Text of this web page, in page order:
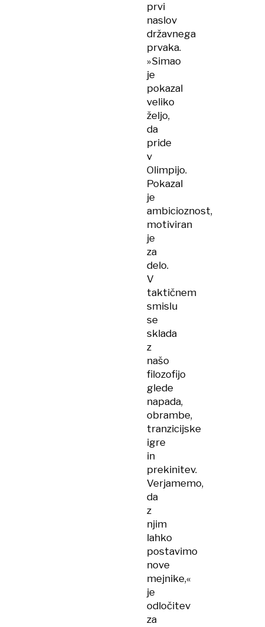
prvi
naslov
državnega
prvaka.
»Simao
je
pokazal
veliko
željo,
da
pride
v
Olimpijo.
Pokazal
je
ambicioznost,
motiviran
je
za
delo.
V
taktičnem
smislu
se
sklada
z
našo
filozofijo
glede
napada,
obrambe,
tranzicijske
igre
in
prekinitev.
Verjamemo,
da
z
njim
lahko
postavimo
nove
mejnike,«
je
odločitev
za